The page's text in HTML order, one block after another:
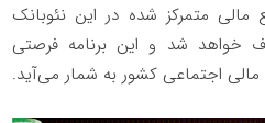
متمرکز شده در این نئوبانک
شد و این برنامه فرصتی
مالی اجتماعی کشور به شمار می‌آید.